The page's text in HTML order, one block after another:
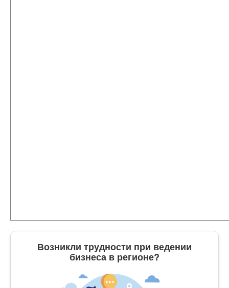
Возникли трудности при ведении
бизнеса в регионе?